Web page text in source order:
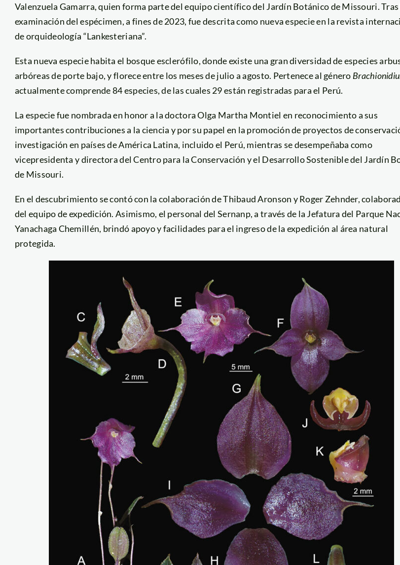
Valenzuela Gamarra, quien forma parte del equipo científico del Jardín Botánico de Missouri. Tras
examinación del espécimen, a fines de 2023, fue descrita como nueva especie en la revista
de orquideología “Lankesteriana”.
Esta nueva especie habita el bosque esclerófilo, donde existe una gran diversidad de especies
arbóreas de porte bajo, y florece entre los meses de julio a agosto. Pertenece al género
actualmente comprende 84 especies, de las cuales 29 están registradas para el Perú.
La especie fue nombrada en honor a la doctora Olga Martha Montiel en reconocimiento a sus
importantes contribuciones a la ciencia y por su papel en la promoción de proyectos de
investigación en países de América Latina, incluido el Perú, mientras se desempeñaba como
vicepresidenta y directora del Centro para la Conservación y el Desarrollo Sostenible del Jardín
de Missouri.
En el descubrimiento se contó con la colaboración de Thibaud Aronson y Roger Zehnder,
del equipo de expedición. Asimismo, el personal del Sernanp, a través de la Jefatura del Parque
Yanachaga Chemillén, brindó apoyo y facilidades para el ingreso de la expedición al área natural
protegida.